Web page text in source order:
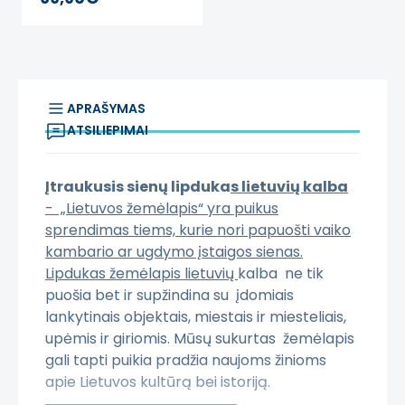
sienų lipdukas
APRAŠYMAS
ATSILIEPIMAI
Įtraukusis sienų lipdukas lietuvių kalba
- „Lietuvos žemėlapis“ yra puikus
sprendimas tiems, kurie nori papuošti vaiko
kambario ar ugdymo įstaigos sienas.
Lipdukas žemėlapis lietuvių kalba ne tik
puošia bet ir supžindina su įdomiais
lankytinais objektais, miestais ir miesteliais,
upėmis ir giriomis. Mūsų sukurtas žemėlapis
gali tapti puikia pradžia naujoms žinioms
apie Lietuvos kultūrą bei istoriją.